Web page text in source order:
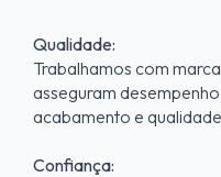
Qualidade:
Trabalhamos com
asseguram
acabamento e
Confiança: